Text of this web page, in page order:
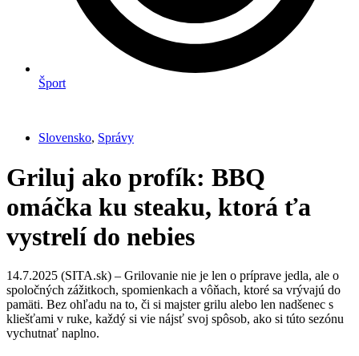
Šport
Slovensko, Správy
Griluj ako profík: BBQ
omáčka ku steaku, ktorá ťa
vystrelí do nebies
14.7.2025 (SITA.sk) – Grilovanie nie je len o príprave jedla, ale o
spoločných zážitkoch, spomienkach a vôňach, ktoré sa vrývajú do
pamäti. Bez ohľadu na to, či si majster grilu alebo len nadšenec s
kliešťami v ruke, každý si vie nájsť svoj spôsob, ako si túto sezónu
vychutnať naplno.